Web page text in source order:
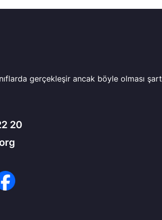
gerçekleşir ancak böyle olması şart
20